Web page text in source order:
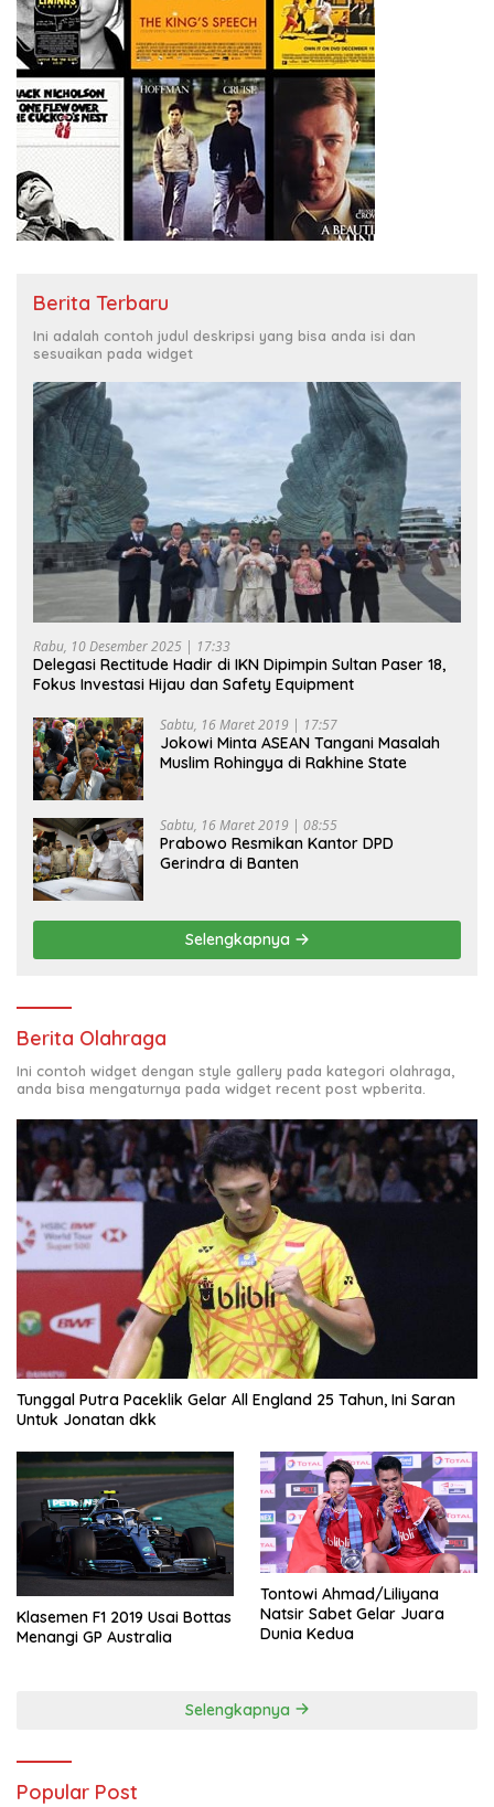
Berita Terbaru
Ini adalah contoh judul deskripsi yang bisa anda isi dan
sesuaikan pada widget
Rabu, 10 Desember 2025 | 17:33
Delegasi Rectitude Hadir di IKN Dipimpin Sultan Paser 18,
Fokus Investasi Hijau dan Safety Equipment
Sabtu, 16 Maret 2019 | 17:57
Jokowi Minta ASEAN Tangani Masalah
Muslim Rohingya di Rakhine State
Sabtu, 16 Maret 2019 | 08:55
Prabowo Resmikan Kantor DPD
Gerindra di Banten
Selengkapnya
Berita Olahraga
Ini contoh widget dengan style gallery pada kategori olahraga,
anda bisa mengaturnya pada widget recent post wpberita.
Tunggal Putra Paceklik Gelar All England 25 Tahun, Ini Saran
Untuk Jonatan dkk
Klasemen F1 2019 Usai Bottas
Menangi GP Australia
Tontowi Ahmad/Liliyana
Natsir Sabet Gelar Juara
Dunia Kedua
Selengkapnya
Popular Post